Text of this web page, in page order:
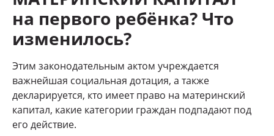
на первого ребёнка? Что
изменилось?
Этим законодательным актом учреждается
важнейшая социальная дотация, а также
декларируется, кто имеет право на материнский
капитал, какие категории граждан подпадают под
его действие.